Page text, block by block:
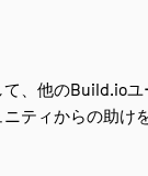
、他のBuild.ioユ
ティからの助け